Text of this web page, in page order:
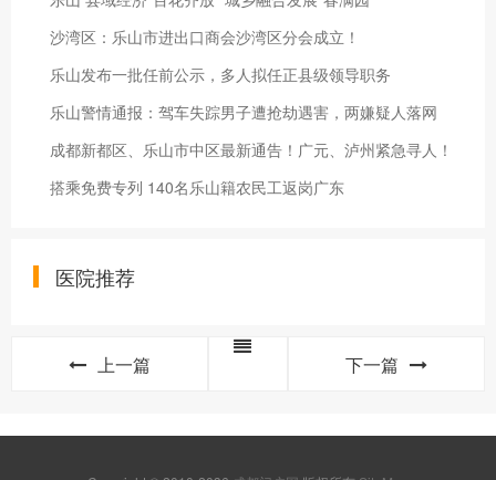
沙湾区：乐山市进出口商会沙湾区分会成立！
乐山发布一批任前公示，多人拟任正县级领导职务
乐山警情通报：驾车失踪男子遭抢劫遇害，两嫌疑人落网
成都新都区、乐山市中区最新通告！广元、泸州紧急寻人！
搭乘免费专列 140名乐山籍农民工返岗广东
医院推荐
上一篇 下一篇